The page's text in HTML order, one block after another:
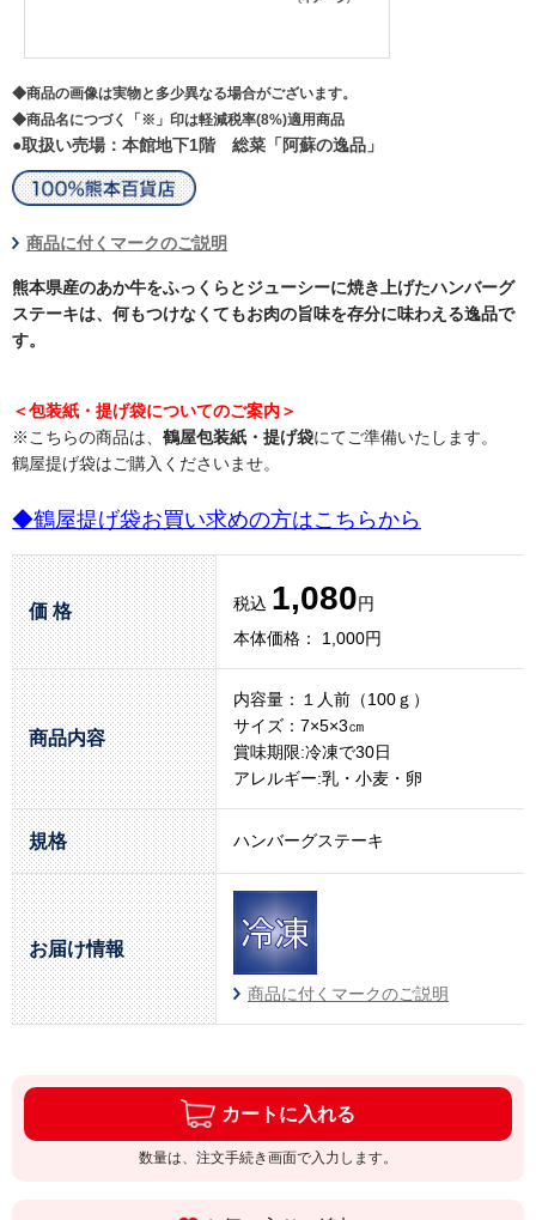
◆商品の画像は実物と多少異なる場合がございます。
◆商品名につづく「※」印は軽減税率(8%)適用商品
●取扱い売場：本館地下1階 総菜「阿蘇の逸品」
商品に付くマークのご説明
熊本県産のあか牛をふっくらとジューシーに焼き上げたハンバーグ
ステーキは、何もつけなくてもお肉の旨味を存分に味わえる逸品で
す。
＜包装紙・提げ袋についてのご案内＞
※こちらの商品は、 鶴屋包装紙・提げ袋にてご準備いたします。
鶴屋提げ袋はご購入くださいませ。
◆鶴屋提げ袋お買い求めの方はこちらから
価 格 税込 1,080円
本体価格： 1,000円
商品内容
内容量：１人前（100ｇ）
サイズ：7×5×3㎝
賞味期限:冷凍で30日
アレルギー:乳・小麦・卵
規格 ハンバーグステーキ
お届け情報
商品に付くマークのご説明
カートに入れる
数量は、注文手続き画面で入力します。